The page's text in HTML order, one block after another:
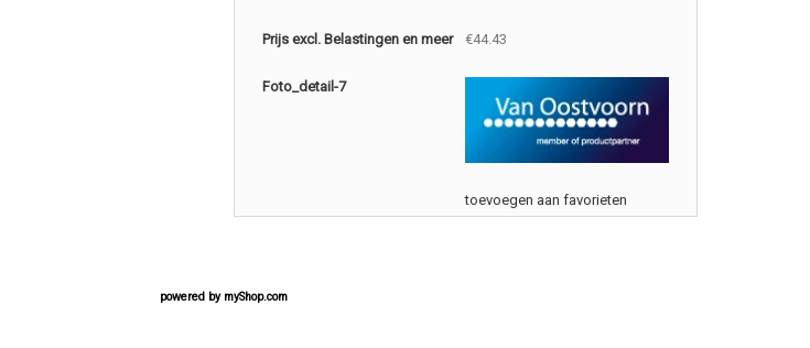
Prijs excl. Belastingen en meer €44.43
Foto_detail-7
toevoegen aan favorieten
powered by myShop.com